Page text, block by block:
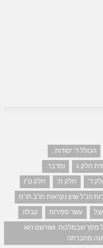
הכולל ד' יסודות .
חלק ג
ומדבר.
ד' חלק ח'
חלק ט"ז
הנ"ל שהן נקראות חו"ב תו"מ
עשר ספירות
קבלה
מסך שבמלכות. ושורשם הוא
מחברתה